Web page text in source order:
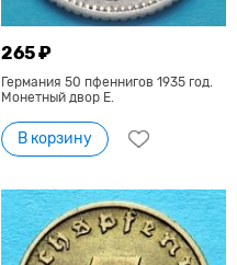
265 ₽
Германия 50 пфеннигов 1935 год.
Монетный двор Е.
В корзину